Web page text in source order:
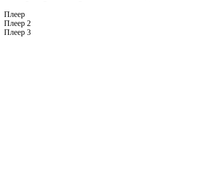
Плеер
Плеер 2
Плеер 3